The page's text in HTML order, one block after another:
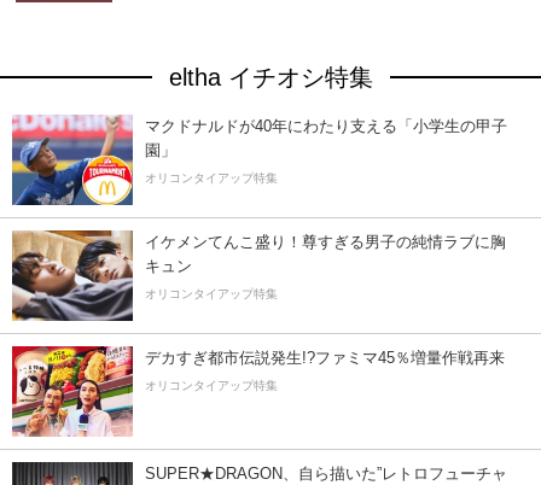
eltha イチオシ特集
マクドナルドが40年にわたり支える「小学生の甲子
園」
オリコンタイアップ特集
イケメンてんこ盛り！尊すぎる男子の純情ラブに胸
キュン
オリコンタイアップ特集
デカすぎ都市伝説発生!?ファミマ45％増量作戦再来
オリコンタイアップ特集
SUPER★DRAGON、自ら描いた”レトロフューチャ